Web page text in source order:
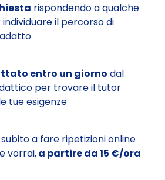
rispondendo a qualche
il percorso di
entro un giorno dal
per trovare il tutor
tue esigenze
a fare ripetizioni online
vorrai,a partire da 15 €/ora